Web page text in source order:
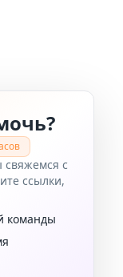
свяжемся с
ссылки,
команды